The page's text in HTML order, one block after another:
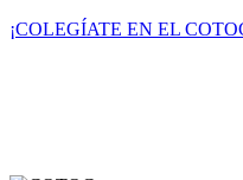
¡COLEGÍATE EN EL